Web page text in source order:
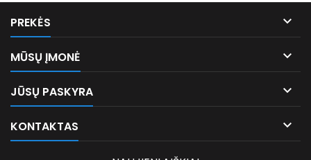
PREKĖS 
MŪSŲ ĮMONĖ 
JŪSŲ PASKYRA 
KONTAKTAS 